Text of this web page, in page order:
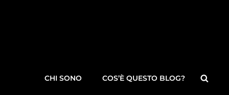
CHI SONO COS’È QUESTO BLOG?